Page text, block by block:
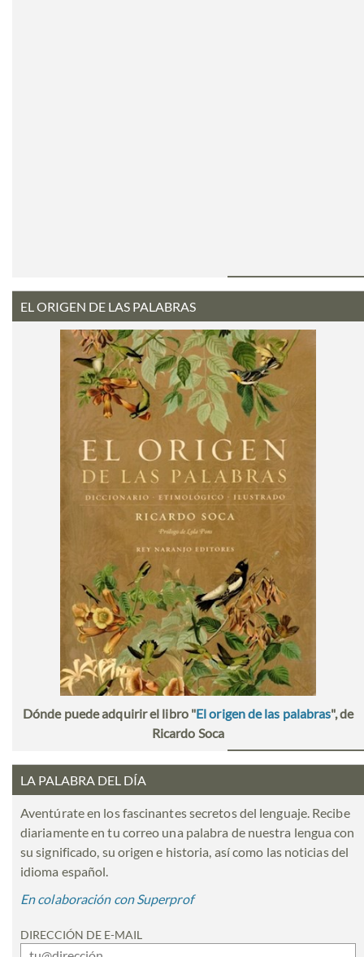
EL ORIGEN DE LAS PALABRAS
Dónde puede adquirir el libro "El origen de las palabras", de
Ricardo Soca
LA PALABRA DEL DÍA
Aventúrate en los fascinantes secretos del lenguaje. Recibe
diariamente en tu correo una palabra de nuestra lengua con
su significado, su origen e historia, así como las noticias del
idioma español.
En colaboración con Superprof
DIRECCIÓN DE E-MAIL